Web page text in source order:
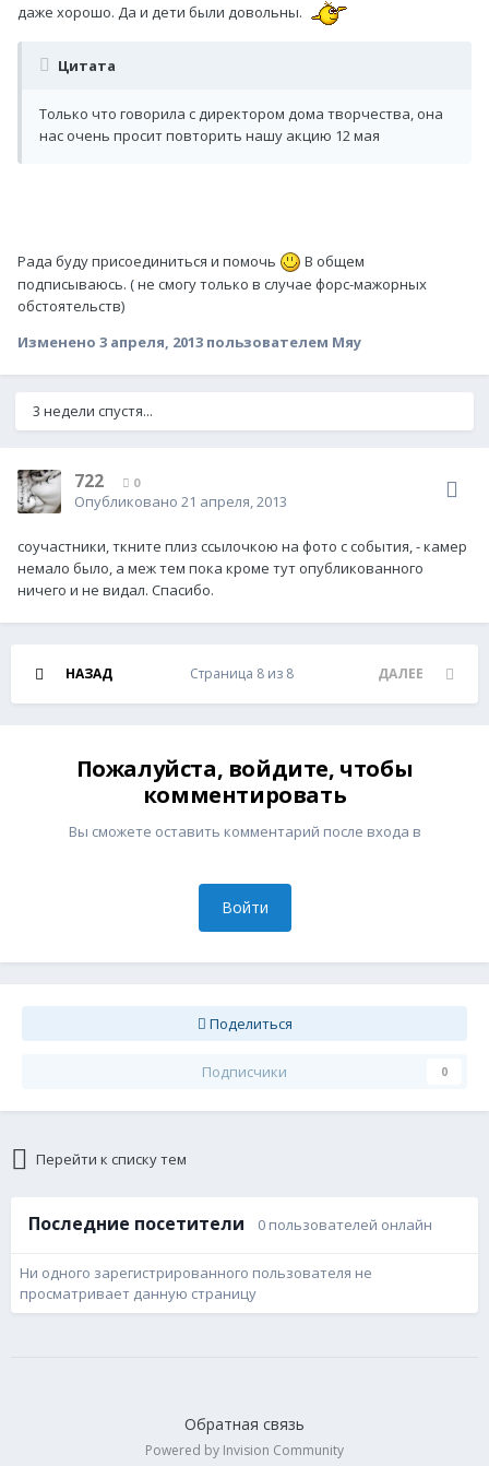
даже хорошо. Да и дети были довольны.
Цитата
Только что говорила с директором дома творчества, она
нас очень просит повторить нашу акцию 12 мая
Рада буду присоединиться и помочь
В общем
подписываюсь. ( не смогу только в случае форс-мажорных
обстоятельств)
Изменено 3 апреля, 2013 пользователем Мяу
3 недели спустя...
722 0
Опубликовано 21 апреля, 2013
соучастники, ткните плиз ссылочкою на фото с события, - камер
немало было, а меж тем пока кроме тут опубликованного
ничего и не видал. Спасибо.
НАЗАД ДАЛЕЕ
Страница 8 из 8
Пожалуйста, войдите, чтобы
комментировать
Вы сможете оставить комментарий после входа в
Войти
Поделиться
Подписчики 0
Перейти к списку тем
Последние посетители 0 пользователей онлайн
Ни одного зарегистрированного пользователя не
просматривает данную страницу
Обратная связь
Powered by Invision Community